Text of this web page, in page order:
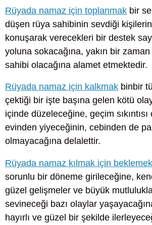
Rüyada namaz için toplanmak bir
düşen rüya sahibinin sevdiği
konuşarak verecekleri bir destek
yoluna sokacağına, yakın bir
sahibi olacağına alamet etmektedir.
Rüyada namaz için kalkmak binbir
çektiği bir işte başına gelen kötü
içinde düzeleceğine, geçim
evinden yiyeceğinin, cebinden de
olmayacağına delalettir.
Rüyada namaz kılmak için beklemek
sorunlu bir döneme girileceğine,
güzel gelişmeler ve büyük
sevineceği bazı olaylar
hayırlı ve güzel bir şekilde